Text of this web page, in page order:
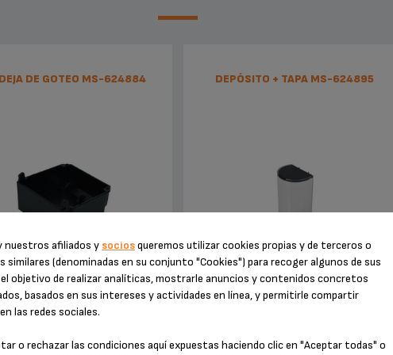
DE GOTEO MS-624884
vaciarla con regularidad
DEPÓSITO + TAPA MS-624895
Fácil de llenar
nuestros afiliados y sociosqueremos utilizar cookies propias y de terceros o
similares (denominadas en su conjunto "Cookies") para recoger algunos de sus
objetivo de realizar analíticas, mostrarle anuncios y contenidos concretos
basados en sus intereses y actividades en línea, y permitirle compartir
las redes sociales.
o rechazar las condiciones aquí expuestas haciendo clic en "Aceptar todas" o